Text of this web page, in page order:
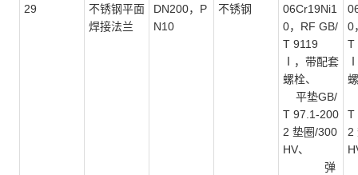
29
不锈钢平面
焊接法兰
DN200，P
N10
不锈钢
06Cr19Ni1
0，RF GB/
T 9119
Ⅰ，带配套
螺栓、
平垫GB/
T 97.1-200
2 垫圈/300
HV、
弹
0
T
T
2